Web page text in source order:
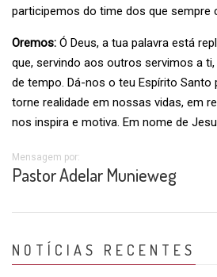
participemos do time dos que sempre
Oremos: Ó Deus, a tua palavra está
que, servindo aos outros servimos a
de tempo. Dá-nos o teu Espírito Santo
torne realidade em nossas vidas, em
nos inspira e motiva. Em nome de
Mensagem por:
Pastor Adelar Munieweg
NOTÍCIAS RECENTES